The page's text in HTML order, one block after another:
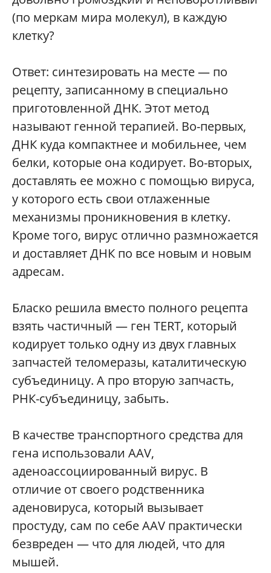
(по меркам мира молекул), в каждую
клетку?
Ответ: синтезировать на месте — по
рецепту, записанному в специально
приготовленной ДНК. Этот метод
называют генной терапией. Во-первых,
ДНК куда компактнее и мобильнее, чем
белки, которые она кодирует. Во-вторых,
доставлять ее можно с помощью вируса,
у которого есть свои отлаженные
механизмы проникновения в клетку.
Кроме того, вирус отлично размножается
и доставляет ДНК по все новым и новым
адресам.
Бласко решила вместо полного рецепта
взять частичный — ген TERT, который
кодирует только одну из двух главных
запчастей теломеразы, каталитическую
субъединицу. А про вторую запчасть,
РНК-субъединицу, забыть.
В качестве транспортного средства для
гена использовали AAV,
аденоассоциированный вирус. В
отличие от своего родственника
аденовируса, который вызывает
простуду, сам по себе AAV практически
безвреден — что для людей, что для
мышей.